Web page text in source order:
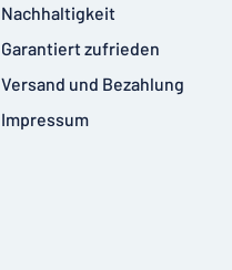
Nachhaltigkeit
Garantiert zufrieden
Versand und Bezahlung
Impressum